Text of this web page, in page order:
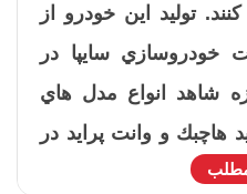
توليد اين خودرو از
شركت خودروسازي سايپا در
شاهد انواع مدل هاي
هاچبك و وانت پرايد در
مطلب